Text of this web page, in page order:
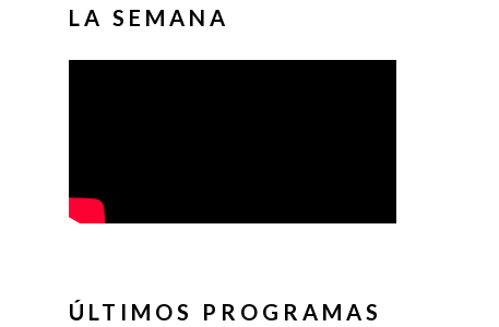
LA SEMANA
ÚLTIMOS PROGRAMAS